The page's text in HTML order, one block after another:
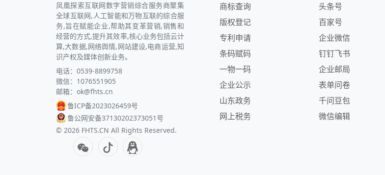
凤凰探索互联网数字营销综合服务商聚集
全球互联网,人工智能和万物互联的综合服
务,旨在赋能企业,帮助其变革营销,销售和
经营的方式,提升其效率,核心业务包括云计
算,大数据,网络舆情,网站建设,电商运营,知
识产权及媒体创新业务。
电话：0539-8899758
微信：1076551905
邮箱：ok@fhts.cn
鲁ICP备2023026459号
鲁公网安备37130202373051号
© 2026 FHTS.CN All Rights Reserved.
商标查询
版权登记
专利申请
条码赋码
一物一码
企业公示
山东政务
网上税务
头条号
百家号
企业微信
钉钉飞书
企业邮局
表单问卷
千问豆包
微信编辑